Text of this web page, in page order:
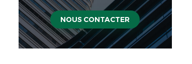
NOUS CONTACTER